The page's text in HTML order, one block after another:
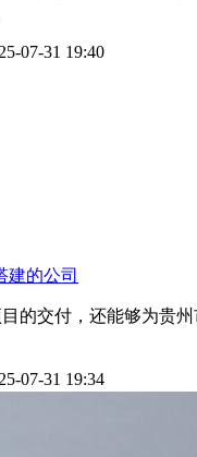
07-31 19:40
建的公司
的交付，还能够为贵
07-31 19:34